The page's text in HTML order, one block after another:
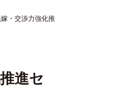
・交渉力強化推
進セ